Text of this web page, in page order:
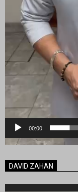
00:00
DAVID ZAHAN
Reproductor